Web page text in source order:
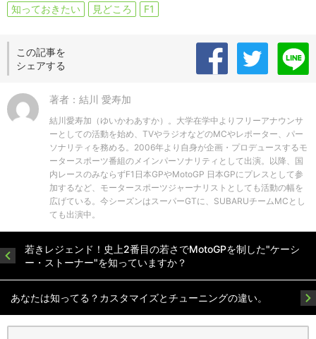
知っておきたい 見どころ F1
この記事を
シェアする
著者：結川 愛寿加
結川愛寿加（ゆいかわあすか）。大学在学中よりフリーアナウンサ
ーとしての活動を始め、TVやラジオなどのMCやレポーター、パー
ソナリティを務める。2006年より自身が企画・プロデュースするモ
ータースポーツ番組のメインパーソナリティとして出演。以降、国
内レースのみならずF1日本GPやMotoGP 日本GPにプレスとして参
加するなど、モータースポーツジャーナリストとしても活動の幅を
広げている。今シーズンはスーパーGTに、SUBARUチームMCとし
ても出演中。
若きレジェンド！史上2番目の若さでMotoGPを制した"ケーシ
ー・ストーナー"を知っていますか？
あなたは知ってる？カスタマイズとチューニングの違い。